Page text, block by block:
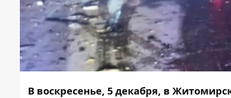
В воскресенье, 5 декабря, в